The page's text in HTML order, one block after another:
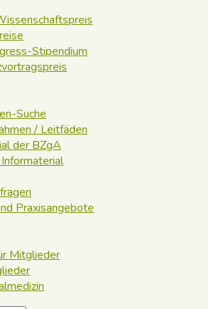
Stipendium
Suche
/ Leitfäden
der BZgA
Praxisangebote
Mitglieder